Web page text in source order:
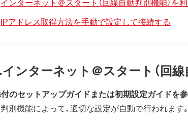
IPアドレス取得方法を手動で設定して接続する
ンターネット＠スタート（回
のセットアップガイドまたは初期設定ガイドを参
別機能によって、適切な設定が自動で行われます。